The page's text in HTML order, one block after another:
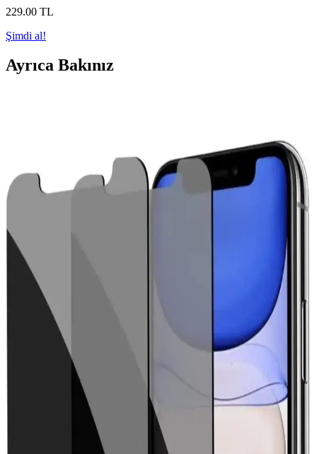
229.00 TL
Şimdi al!
Ayrıca Bakınız
POWELL iPhone 11 kamera koruyucu şeffaf kılıf, yüksek kaliteli
TPU malzemesiyle dayanıklılık ve estetiği bir arada sunar. Kamera
ve telefonunuzu darbelere karşı korurken şık görünüm sağlar.
Samsung Galaxy S21 Fe için en iyi ekran koruyucu
Samsung Galaxy S21 Fe için Fibaks ve Nettech ekran
koruyucularını detaylı karşılaştırıyoruz. Dayanıklılık, uyum ve
kullanıcı yorumlarıyla en uygun seçimi yapmanıza yardımcı
oluyoruz.
Samsung Galaxy S25 FE için dayanıklı ve şık
koruma seti - Kılıf ve ekran koruyucu
Samsung Galaxy S25 FE modeli için özel tasarlanmış koruma seti,
dayanıklı kılıf ve yüksek kaliteli ekran koruyucu ile telefonunuzu
darbelerden ve çiziklerden korur.
Kvy iPhone 7 Parlak Kenarlı Silikon Kılıfı
İncelemesi ve Kullanıcı Yorumları